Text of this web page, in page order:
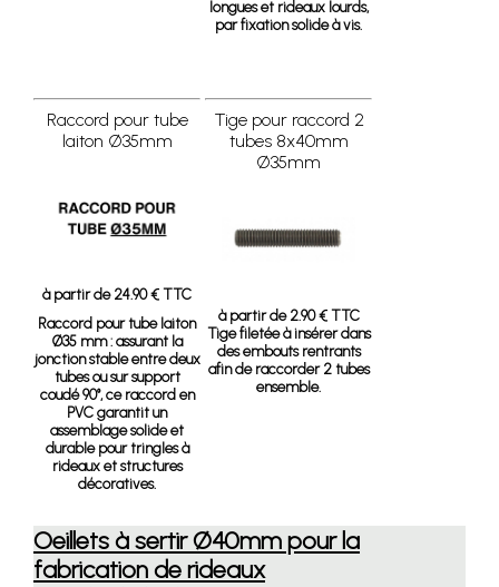
longues et rideaux lourds,
par fixation solide à vis.
Raccord pour tube
laiton Ø35mm
à partir de 24.90 € TTC
Raccord pour tube laiton
Ø35 mm: assurant la
jonction stable entre deux
tubes ou sur support
coudé 90°, ce raccord en
PVC garantit un
assemblage solide et
durable pour tringles à
rideaux et structures
décoratives.
Tige pour raccord 2
tubes 8x40mm
Ø35mm
à partir de 2.90 € TTC
Tige filetée à insérer dans
des embouts rentrants
afin de raccorder 2 tubes
ensemble.
Oeillets à sertir Ø40mm pour la
fabrication de rideaux